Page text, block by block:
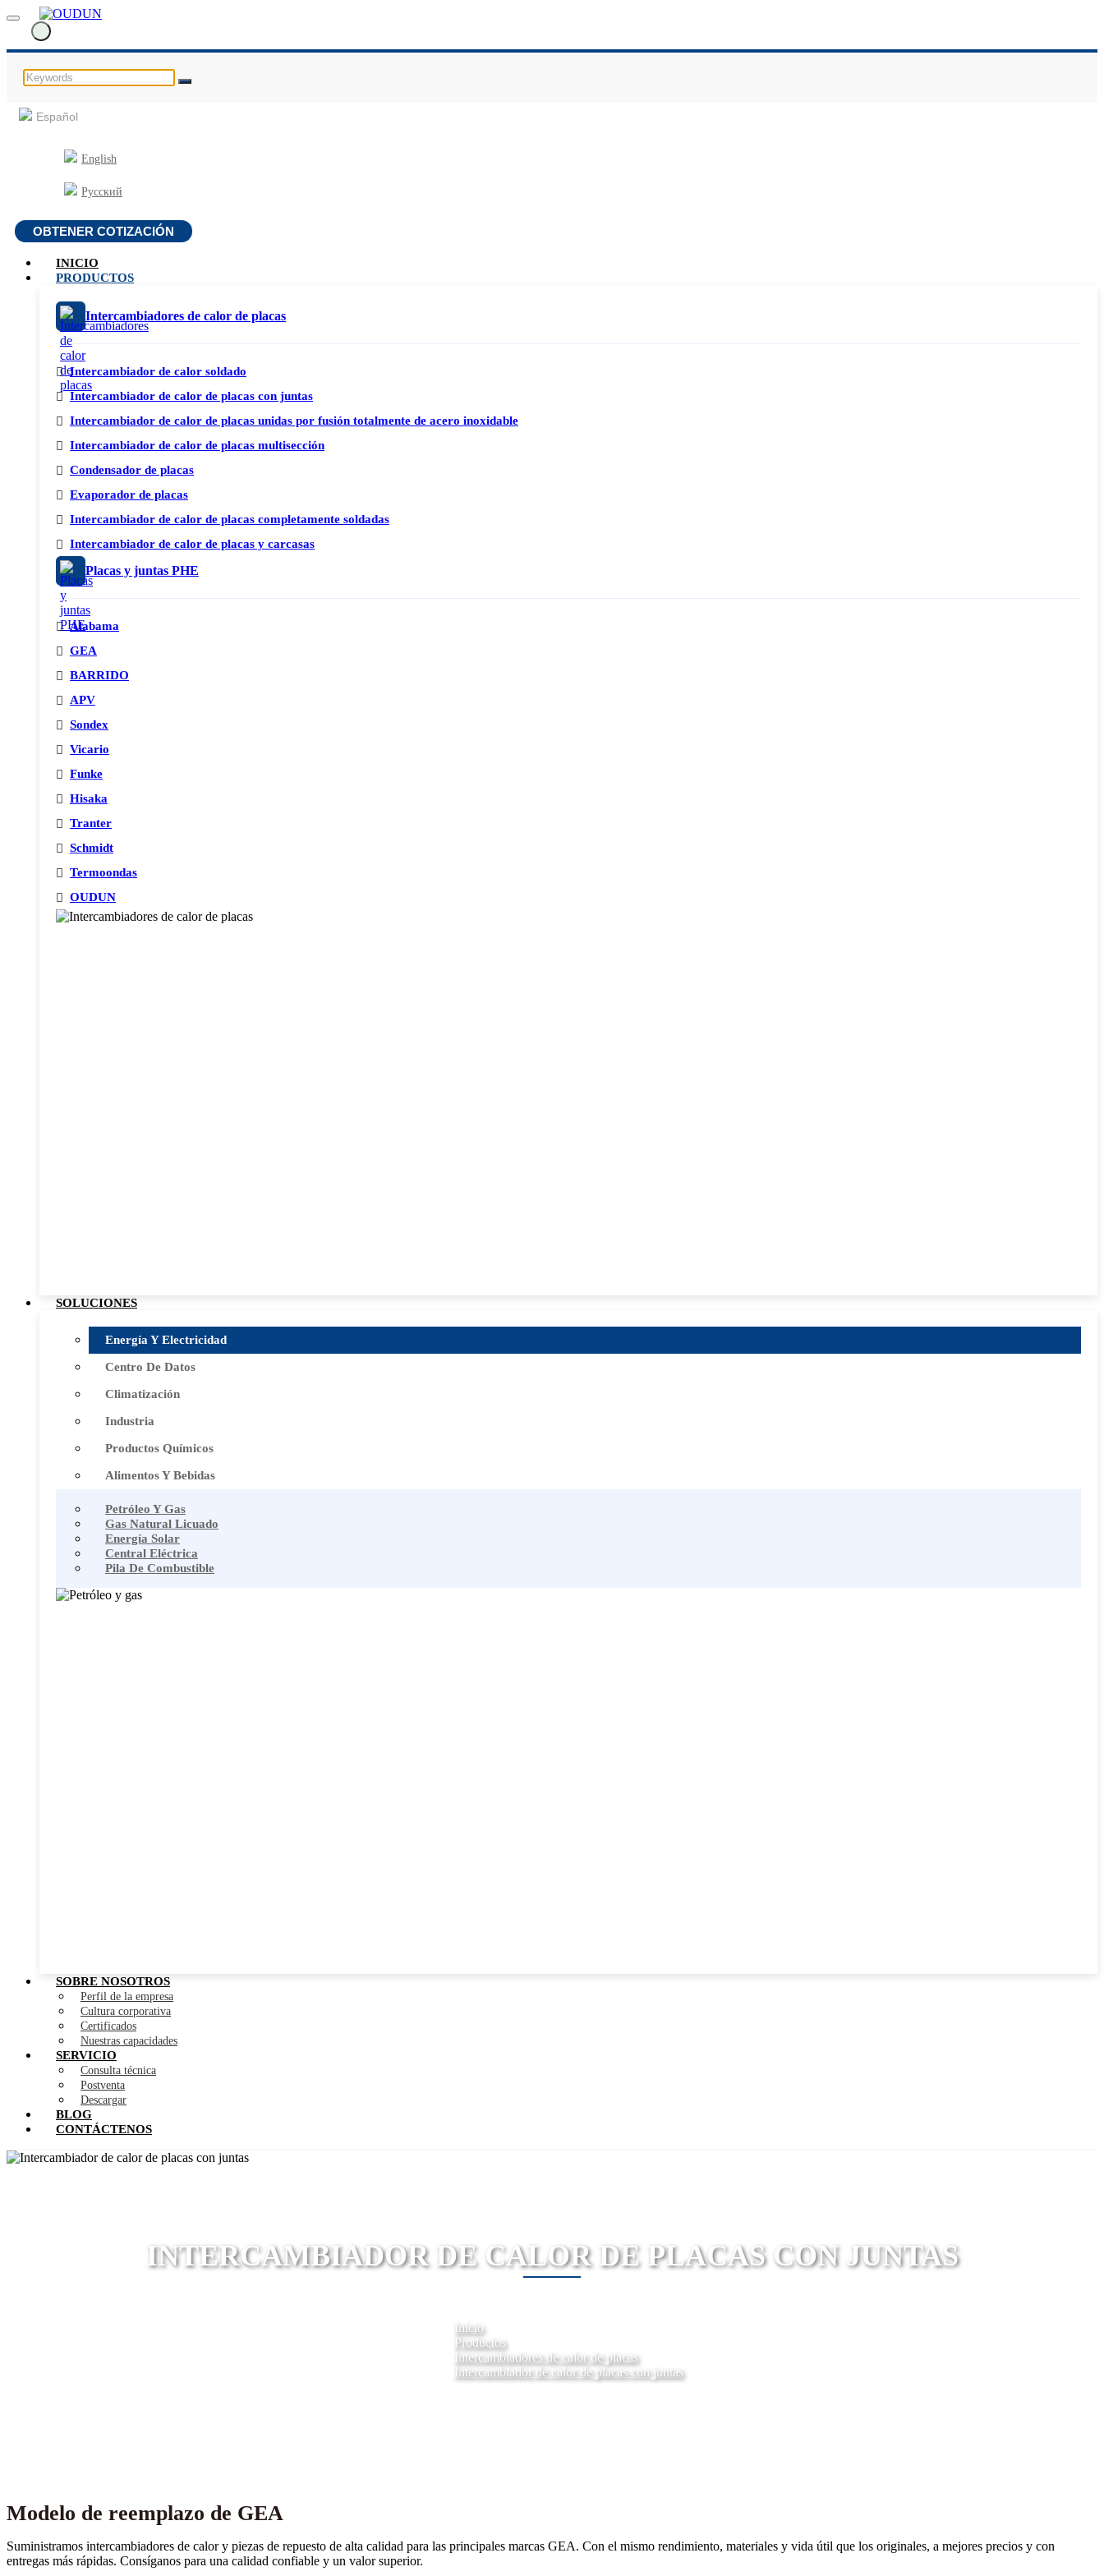
Español
English
Русский
OBTENER COTIZACIÓN
INICIO
PRODUCTOS
Intercambiadores de calor de placas
Intercambiador de calor soldado
Intercambiador de calor de placas con juntas
Intercambiador de calor de placas unidas por fusión totalmente de acero inoxidable
Intercambiador de calor de placas multisección
Condensador de placas
Evaporador de placas
Intercambiador de calor de placas completamente soldadas
Intercambiador de calor de placas y carcasas
Placas y juntas PHE
Alabama
GEA
BARRIDO
APV
Sondex
Vicario
Funke
Hisaka
Tranter
Schmidt
Termoondas
OUDUN
SOLUCIONES
Energía Y Electricidad
Centro De Datos
Climatización
Industria
Productos Químicos
Alimentos Y Bebidas
Petróleo Y Gas
Gas Natural Licuado
Energía Solar
Central Eléctrica
Pila De Combustible
SOBRE NOSOTROS
Perfil de la empresa
Cultura corporativa
Certificados
Nuestras capacidades
SERVICIO
Consulta técnica
Postventa
Descargar
BLOG
CONTÁCTENOS
INTERCAMBIADOR DE CALOR DE PLACAS CON JUNTAS
Inicio
Productos
Intercambiadores de calor de placas
Intercambiador de calor de placas con juntas
Modelo de reemplazo de GEA
Suministramos intercambiadores de calor y piezas de repuesto de alta calidad para las principales marcas GEA. Con el mismo rendimiento, materiales y vida útil que los originales, a mejores precios y con
entregas más rápidas. Consíganos para una calidad confiable y un valor superior.